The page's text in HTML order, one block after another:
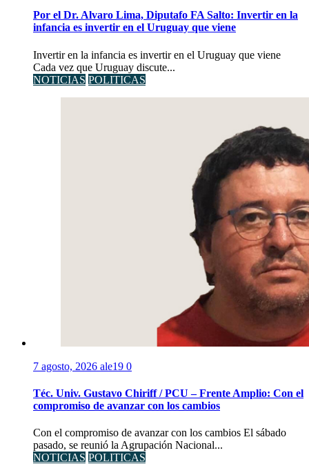
Por el Dr. Alvaro Lima, Diputafo FA Salto: Invertir en la
infancia es invertir en el Uruguay que viene
Invertir en la infancia es invertir en el Uruguay que viene
Cada vez que Uruguay discute...
NOTICIAS POLITICAS
7 agosto, 2026 ale19 0
Téc. Univ. Gustavo Chiriff / PCU – Frente Amplio: Con el
compromiso de avanzar con los cambios
Con el compromiso de avanzar con los cambios El sábado
pasado, se reunió la Agrupación Nacional...
NOTICIAS POLITICAS